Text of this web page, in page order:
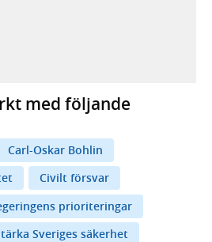
i ny flik, extern webbplats,
extern webbplats,
i ny flik, extern webbplats,
e-postklient,
med följande
Carl-Oskar Bohlin
Civilt försvar
prioriteringar
Sveriges säkerhet